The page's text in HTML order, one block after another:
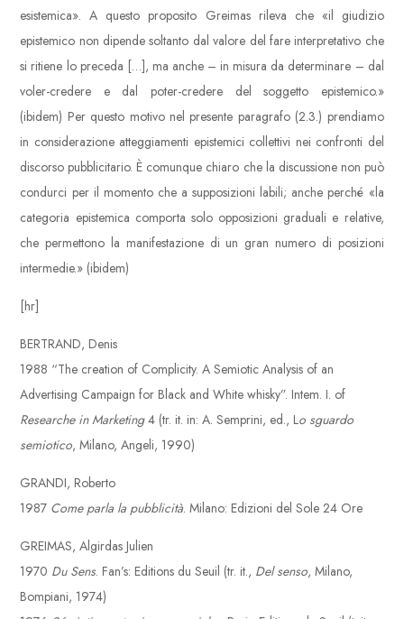
esistemica». A questo proposito Greimas rileva che «il giudizio
epistemico non dipende soltanto dal valore del fare interpretativo che
si ritiene lo preceda […], ma anche – in misura da determinare – dal
voler-credere e dal poter-credere del soggetto epistemico.»
(ibidem) Per questo motivo nel presente paragrafo (2.3.) prendiamo
in considerazione atteggiamenti epistemici collettivi nei confronti del
discorso pubblicitario. È comunque chiaro che la discussione non può
condurci per il momento che a supposizioni labili; anche perché «la
categoria epistemica comporta solo opposizioni graduali e relative,
che permettono la manifestazione di un gran numero di posizioni
intermedie.» (ibidem)
[hr]
BERTRAND, Denis
1988 “The creation of Complicity. A Semiotic Analysis of an
Advertising Campaign for Black and White whisky”. Intem. I. of
Researche in Marketing4 (tr. it. in: A. Semprini, ed., Lo sguardo
semiotico, Milano, Angeli, 1990)
GRANDI, Roberto
1987 Come parla la pubblicità. Milano: Edizioni del Sole 24 Ore
GREIMAS, Algirdas Julien
1970 Du Sens. Fan’s: Editions du Seuil (tr. it., Del senso, Milano,
Bompiani, 1974)